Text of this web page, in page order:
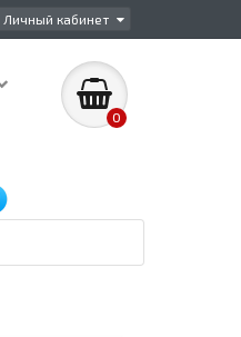
Личный кабинет
0